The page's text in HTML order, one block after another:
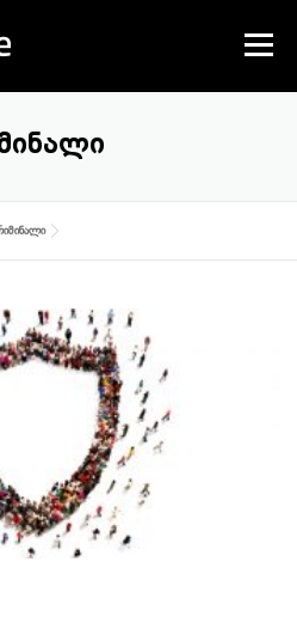
Menu
CONTACT